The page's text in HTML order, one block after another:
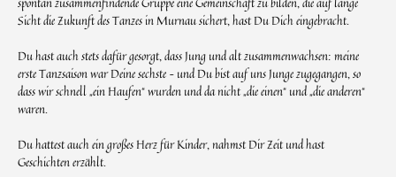
Sicht die Zukunft des Tanzes in Murnau sichert, hast Du Dich eingebracht.
Du hast auch stets dafür gesorgt, dass Jung und alt zusammenwachsen: meine
erste Tanzsaison war Deine sechste – und Du bist auf uns Junge zugegangen, so
dass wir schnell „ein Haufen“ wurden und da nicht „die einen“ und „die anderen“
waren.
Du hattest auch ein großes Herz für Kinder, nahmst Dir Zeit und hast
Geschichten erzählt.